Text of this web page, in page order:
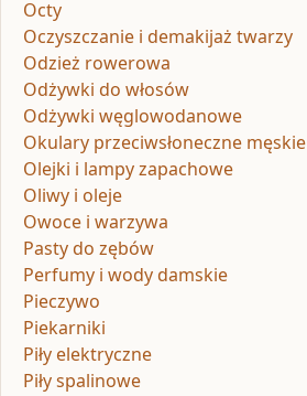
Octy
Oczyszczanie i demakijaż twarzy
Odzież rowerowa
Odżywki do włosów
Odżywki węglowodanowe
Okulary przeciwsłoneczne męskie
Olejki i lampy zapachowe
Oliwy i oleje
Owoce i warzywa
Pasty do zębów
Perfumy i wody damskie
Pieczywo
Piekarniki
Piły elektryczne
Piły spalinowe